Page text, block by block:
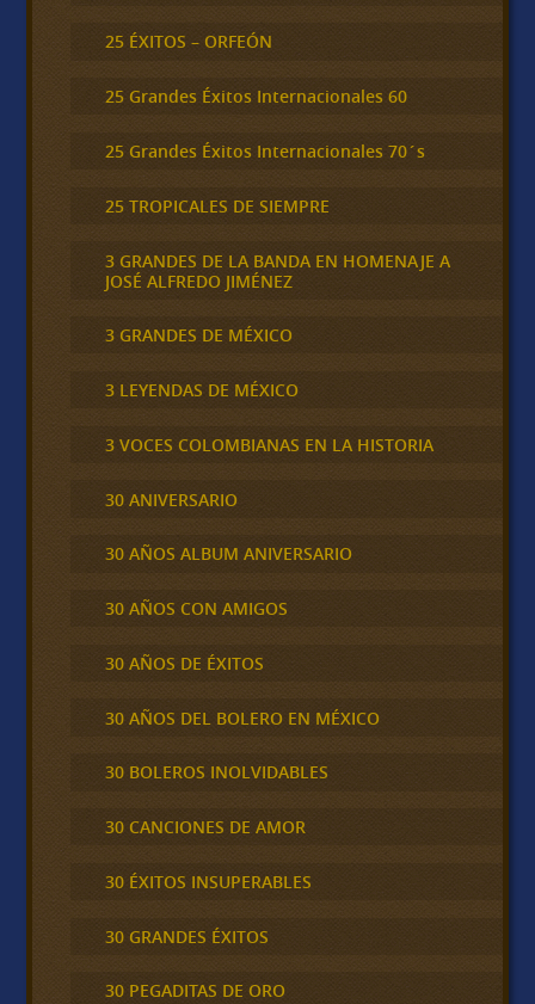
25 ÉXITOS – ORFEÓN
25 Grandes Éxitos Internacionales 60
25 Grandes Éxitos Internacionales 70´s
25 TROPICALES DE SIEMPRE
3 GRANDES DE LA BANDA EN HOMENAJE A
JOSÉ ALFREDO JIMÉNEZ
3 GRANDES DE MÉXICO
3 LEYENDAS DE MÉXICO
3 VOCES COLOMBIANAS EN LA HISTORIA
30 ANIVERSARIO
30 AÑOS ALBUM ANIVERSARIO
30 AÑOS CON AMIGOS
30 AÑOS DE ÉXITOS
30 AÑOS DEL BOLERO EN MÉXICO
30 BOLEROS INOLVIDABLES
30 CANCIONES DE AMOR
30 ÉXITOS INSUPERABLES
30 GRANDES ÉXITOS
30 PEGADITAS DE ORO